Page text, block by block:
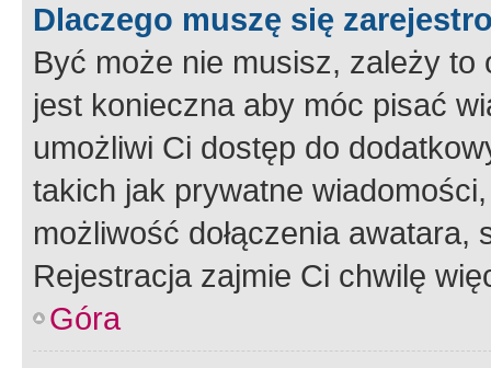
Dlaczego muszę się
Być może nie musisz, zależy
jest konieczna aby móc pisać
umożliwi Ci dostęp do
takich jak prywatne
możliwość dołączenia
Rejestracja zajmie Ci chwilę
Góra